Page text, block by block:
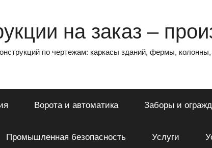
на заказ –
по чертежам: каркасы зданий, фермы,
Ворота и автоматика Заборы и
Промышленная безопасность Услуги